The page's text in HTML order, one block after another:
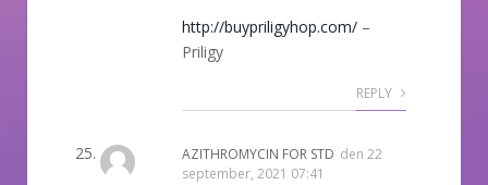
http://buypriligyhop.com/ –
Priligy
REPLY
AZITHROMYCIN FOR STD den 22
september, 2021 07:41